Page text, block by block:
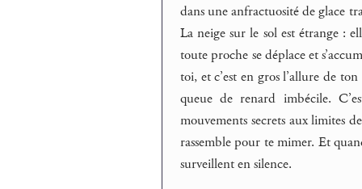
dans une anfractuosité de glace
La neige sur le sol est étrange :
toute proche se déplace et
toi, et c’est en gros l’allure de
queue de renard imbécile.
mouvements secrets aux limites
rassemble pour te mimer. Et
surveillent en silence.